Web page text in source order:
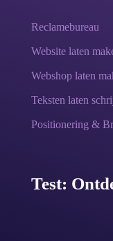
Reclamebureau
Website laten
Webshop laten
Teksten laten
Positionering &
Test: